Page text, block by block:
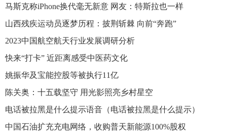
马斯克称iPhone换代毫无新意 网友：特斯拉也一样
山西残疾运动员逐梦历程：披荆斩棘 向前“奔跑”
2023中国航空航天行业发展调研分析
快来“打卡” 近距离感受中医药文化
姚振华及宝能控股等被执行11亿
陈关奥：十五载坚守 用光影照亮乡村星空
电话被拉黑是什么提示语音（电话被拉黑是什么提示）
中国石油扩充充电网络，收购普天新能源100%股权